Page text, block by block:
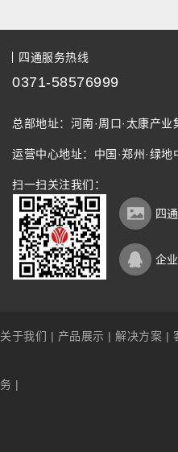
四通服务热线
0371-58576999
总部地址：河南·周口·太康产
运营中心地址：中国·郑州·绿
扫一扫关注我们：
四
企
关于我们 | 产品展示 | 解决方案 |
务 |